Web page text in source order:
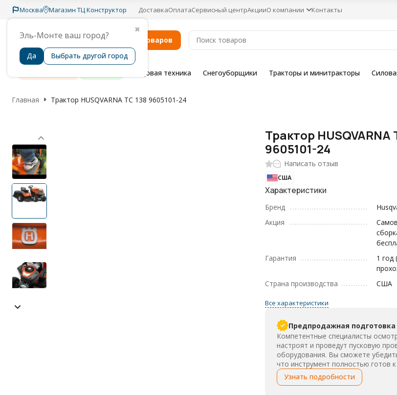
Москва
✖
Эль-Монте ваш город?
Да Выбрать другой город
Магазин ТЦ Конструктор ДоставкаОплатаСервисный центрАкцииО компании Контакты
Каталог товаров
Садовая техника Снегоуборщики Тракторы и минитракторы
Главная Трактор HUSQVARNA TC 138 9605101-24
Трактор HUSQVARNA
9605101-24
Написать отзыв
США
Характеристики
Бренд
Акция
Гарантия
1 год
Страна производства
США
Все характеристики
Предпродажная подготовка
Компетентные специалисты
настроят и проведут пусковую
оборудования. Вы сможете
что инструмент полностью готов к
Узнать подробности